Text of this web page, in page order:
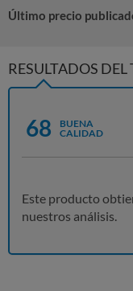
Último precio
RESULTADOS DEL
68
BUENA
CALIDAD
Este producto
nuestros análisis.